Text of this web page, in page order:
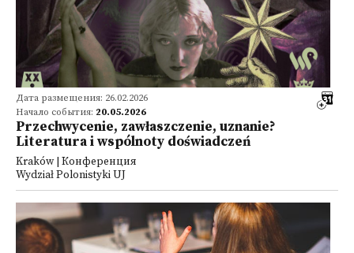
Дата размещения: 26.02.2026
Начало события: 20.05.2026
Przechwycenie, zawłaszczenie, uznanie?
Literatura i wspólnoty doświadczeń
Kraków | Конференция
Wydział Polonistyki UJ